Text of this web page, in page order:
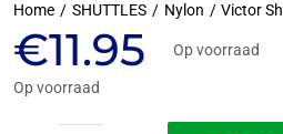
Home SHUTTLES Nylon Victor
€11.95 Op voorraad
Op voorraad